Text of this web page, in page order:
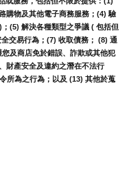
購物及其他電子商務服務；(4) 驗
(5) 解決各種類型之爭議 ( 包括但
交易行為；(7) 收取債務； (8) 通
及商店免於錯誤、詐欺或其他犯
財產安全及違約之潛在不法行
所為之行為；以及 (13) 其他於蒐